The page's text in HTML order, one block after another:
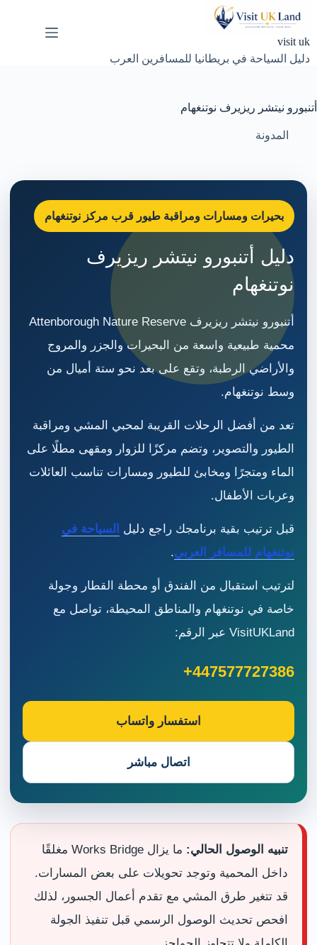
visit uk
دليل السياحة في بريطانيا للمسافرين العرب
أتنبورو نيتشر ريزيرف نوتنغهام
المدونة
بحيرات ومسارات ومراقبة طيور قرب مركز نوتنغهام
دليل أتنبورو نيتشر ريزيرف
نوتنغهام
أتنبورو نيتشر ريزيرف Attenborough Nature Reserve
محمية طبيعية واسعة من البحيرات والجزر والمروج
والأراضي الرطبة، وتقع على بعد نحو ستة أميال من
وسط نوتنغهام.
تعد من أفضل الرحلات القريبة لمحبي المشي ومراقبة
الطيور والتصوير، وتضم مركزًا للزوار ومقهى مطلًا على
الماء ومتجرًا ومخابئ للطيور ومسارات تناسب العائلات
وعربات الأطفال.
قبل ترتيب بقية برنامجك راجع دليل السياحة في
نوتنغهام للمسافر العربي.
لترتيب استقبال من الفندق أو محطة القطار وجولة
خاصة في نوتنغهام والمناطق المحيطة، تواصل مع
VisitUKLand عبر الرقم:
+447577727386
استفسار واتساب
اتصال مباشر
تنبيه الوصول الحالي:
ما يزال Works Bridge مغلقًا
داخل المحمية وتوجد تحويلات على بعض المسارات.
قد تتغير طرق المشي مع تقدم أعمال الجسور، لذلك
افحص تحديث الوصول الرسمي قبل تنفيذ الجولة